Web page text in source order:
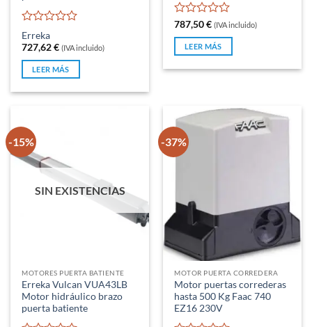
Valorado
con
0
de
5
Erreka
727,62€ (IVA incluido)
LEER MÁS
Valorado
con
de
5
787,50€ (IVA incluido)
LEER MÁS
-15%
SIN EXISTENCIAS
MOTORES PUERTA BATIENTE
Erreka Vulcan VUA43LB
Motor hidráulico brazo
puerta batiente
-37%
MOTOR PUERTA CORREDERA
Motor puertas correderas
hasta 500 Kg Faac 740
EZ16 230V